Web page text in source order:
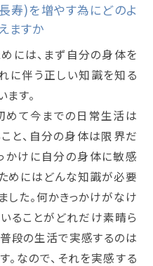
寿)を増やす為にどのよ
ますか
には、まず自分の身体を
に伴う正しい知識を知る
す。
めて今までの日常生活は
と、自分の身体は限界だ
かけに自分の身体に敏感
めにはどんな知識が必要
した。何かきっかけがなけ
ることがどれだけ素晴ら
普段の生活で実感するのは
。なので、それを実感する